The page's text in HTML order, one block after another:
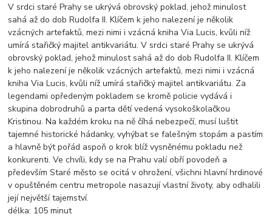
V srdci staré Prahy se ukrývá obrovský poklad, jehož minulost
sahá až do dob Rudolfa II. Klíčem k jeho nalezení je několik
vzácných artefaktů, mezi nimi i vzácná kniha Via Lucis, kvůli níž
umírá stařičký majitel antikvariátu. V srdci staré Prahy se ukrývá
obrovský poklad, jehož minulost sahá až do dob Rudolfa II. Klíčem
k jeho nalezení je několik vzácných artefaktů, mezi nimi i vzácná
kniha Via Lucis, kvůli níž umírá stařičký majitel antikvariátu. Za
legendami opředeným pokladem se kromě policie vydává i
skupina dobrodruhů a parta dětí vedená vysokoškolačkou
Kristinou. Na každém kroku na ně číhá nebezpečí, musí luštit
tajemné historické hádanky, vyhýbat se falešným stopám a pastím
a hlavně být pořád aspoň o krok blíž vysněnému pokladu než
konkurenti. Ve chvíli, kdy se na Prahu valí obří povodeň a
především Staré město se ocitá v ohrožení, všichni hlavní hrdinové
v opuštěném centru metropole nasazují vlastní životy, aby odhalili
její největší tajemství.
délka: 105 minut